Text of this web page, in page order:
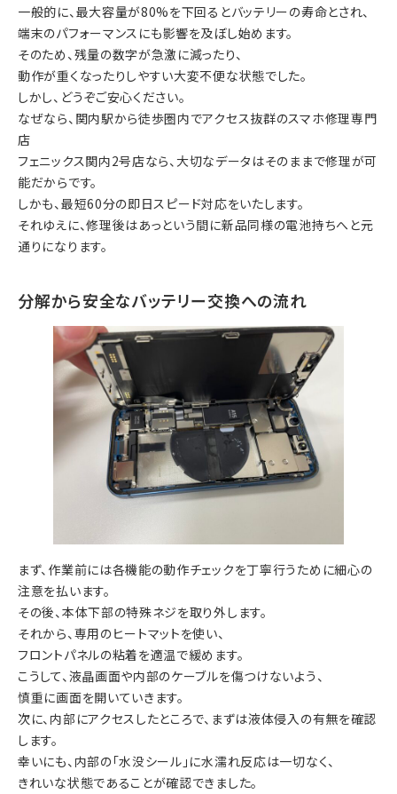
一般的に、最大容量が80%を下回るとバッテリーの寿命とされ、
端末のパフォーマンスにも影響を及ぼし始めます。
そのため、残量の数字が急激に減ったり、
動作が重くなったりしやすい大変不便な状態でした。
しかし、どうぞご安心ください。
なぜなら、関内駅から徒歩圏内でアクセス抜群のスマホ修理専門
店
フェニックス関内2号店なら、大切なデータはそのままで修理が可
能だからです。
しかも、最短60分の即日スピード対応をいたします。
それゆえに、修理後はあっという間に新品同様の電池持ちへと元
通りになります。
分解から安全なバッテリー交換への流れ
まず、作業前には各機能の動作チェックを丁寧行うために細心の
注意を払います。
その後、本体下部の特殊ネジを取り外します。
それから、専用のヒートマットを使い、
フロントパネルの粘着を適温で緩めます。
こうして、液晶画面や内部のケーブルを傷つけないよう、
慎重に画面を開いていきます。
次に、内部にアクセスしたところで、まずは液体侵入の有無を確認
します。
幸いにも、内部の「水没シール」に水濡れ反応は一切なく、
きれいな状態であることが確認できました。